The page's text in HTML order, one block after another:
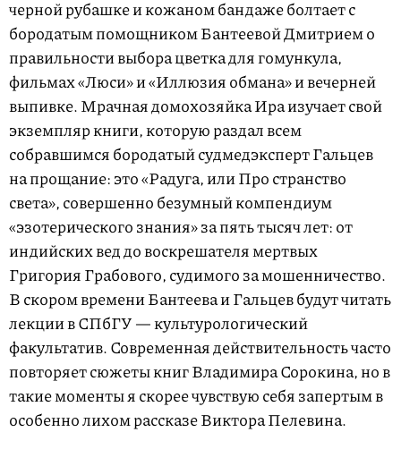
черной рубашке и кожаном бандаже болтает с
бородатым помощником Бантеевой Дмитрием о
правильности выбора цветка для гомункула,
фильмах «Люси» и «Иллюзия обмана» и вечерней
выпивке. Мрачная домохозяйка Ира изучает свой
экземпляр книги, которую раздал всем
собравшимся бородатый судмедэксперт Гальцев
на прощание: это «Радуга, или Про странство
света», совершенно безумный компендиум
«эзотерического знания» за пять тысяч лет: от
индийских вед до воскрешателя мертвых
Григория Грабового, судимого за мошенничество.
В скором времени Бантеева и Гальцев будут читать
лекции в СПбГУ — культурологический
факультатив. Современная действительность часто
повторяет сюжеты книг Владимира Сорокина, но в
такие моменты я скорее чувствую себя запертым в
особенно лихом рассказе Виктора Пелевина.